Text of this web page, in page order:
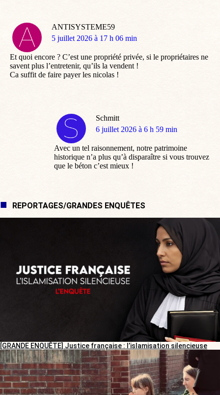
ANTISYSTEME59
dit
5 juillet 2026 à 17 h 06 min
Et quoi encore ? C’est une propriété privée, si le propriétaires ne
savent plus l’entretenir, qu’ils la vendent !
Ca suffit de faire payer les nicolas !
Schmitt
dit
6 juillet 2026 à 6 h 59 min
Avec un tel raisonnement, notre patrimoine
historique n’a plus qu’à disparaître si vous trouvez
que le béton c’est mieux !
REPORTAGES/GRANDES ENQUÊTES
[GRANDE ENQUÊTE] Justice française : l’islamisation silencieuse